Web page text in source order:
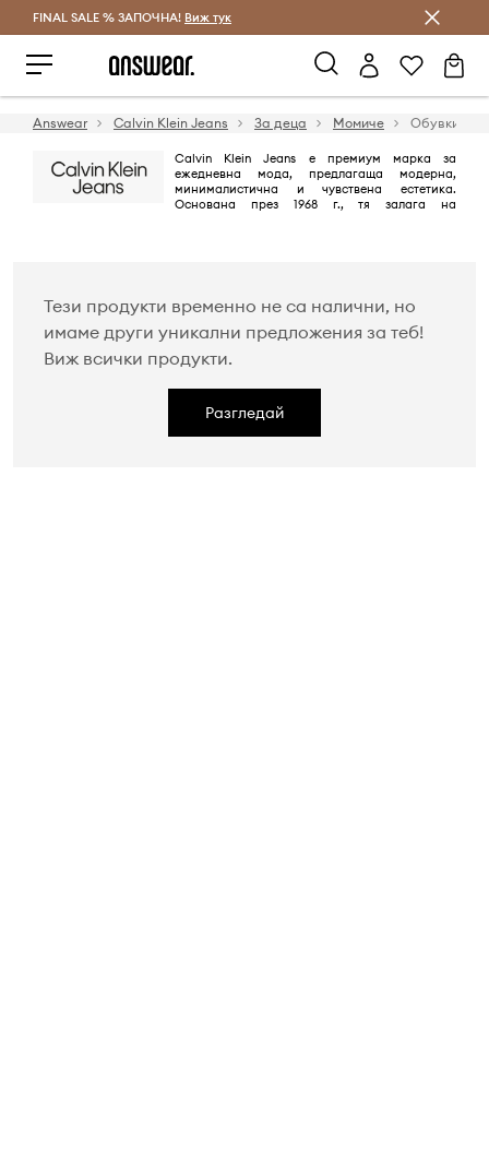
Спестявай с Answear Club
FINAL SALE % ЗАПОЧНА! Виж тук
Answear Calvin Klein Jeans За деца Момиче Обувки
Calvin Klein Jeans е премиум марка за
ежедневна мода, предлагаща модерна,
минималистична и чувствена естетика.
Основана през 1968 г., тя залага на
Тези продукти временно не са налични, но
имаме други уникални предложения за теб!
Виж всички продукти.
Разгледай